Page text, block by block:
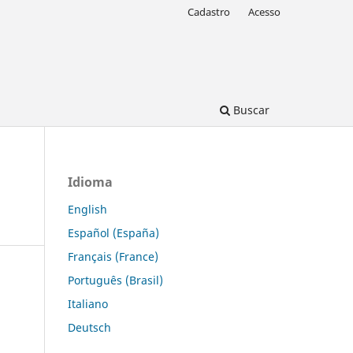
Buscar
Cadastro Acesso
Idioma
English
Español (España)
Français (France)
Português (Brasil)
Italiano
Deutsch